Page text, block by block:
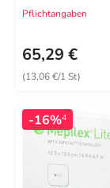
Pflichtangaben
65,29 €
(13,06 €/1 St)
-16%4